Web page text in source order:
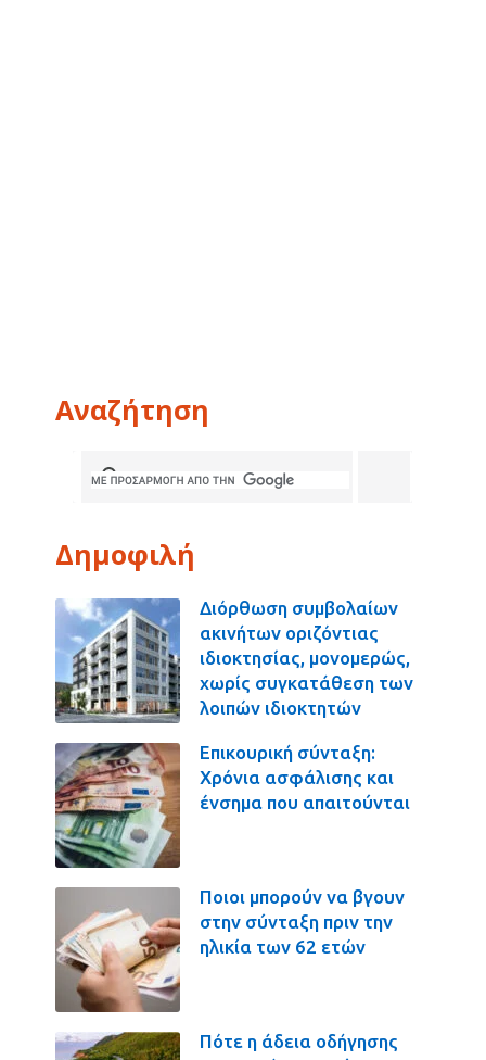
Αναζήτηση
Δημοφιλή
Διόρθωση συμβολαίων
ακινήτων οριζόντιας
ιδιοκτησίας, μονομερώς,
χωρίς συγκατάθεση των
λοιπών ιδιοκτητών
Επικουρική σύνταξη:
Χρόνια ασφάλισης και
ένσημα που απαιτούνται
Ποιοι μπορούν να βγουν
στην σύνταξη πριν την
ηλικία των 62 ετών
Πότε η άδεια οδήγησης